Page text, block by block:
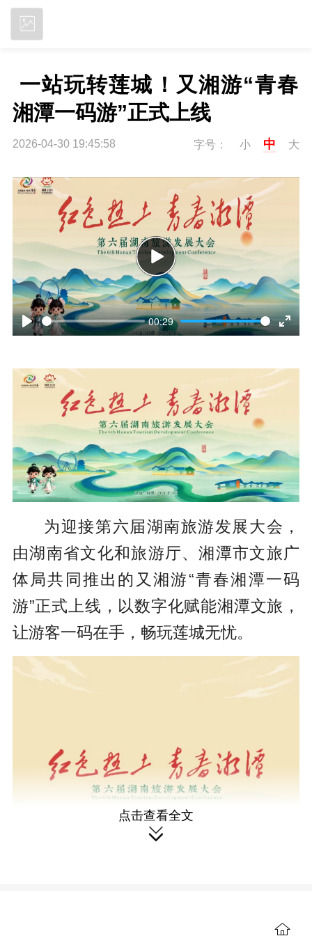
湘潭一码游”正式上线
2026-04-30 19:45:58 字号： 小 中 大
P
l
a
00:29
E
n
r
f
u
l
s
c
e
e
P
l
a
y
为迎接第六届湖南旅游发展大会，
由湖南省文化和旅游厅、湘潭市文旅广
体局共同推出的又湘游“青春湘潭一码
游”正式上线，以数字化赋能湘潭文旅，
让游客一码在手，畅玩莲城无忧。
点击查看全文
